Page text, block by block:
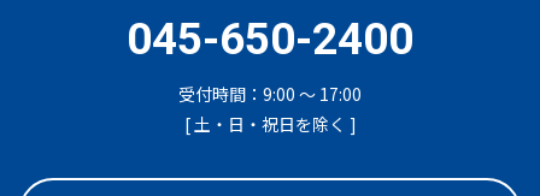
045-650-2400
受付時間：9:00 ～ 17:00
[ 土・日・祝日を除く ]